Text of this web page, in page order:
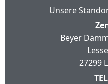
Unsere
Beyer
27299